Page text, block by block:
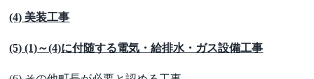
(4) 美装工事
(5) (1)～(4)に付随する電気・給排水・ガス設備工事